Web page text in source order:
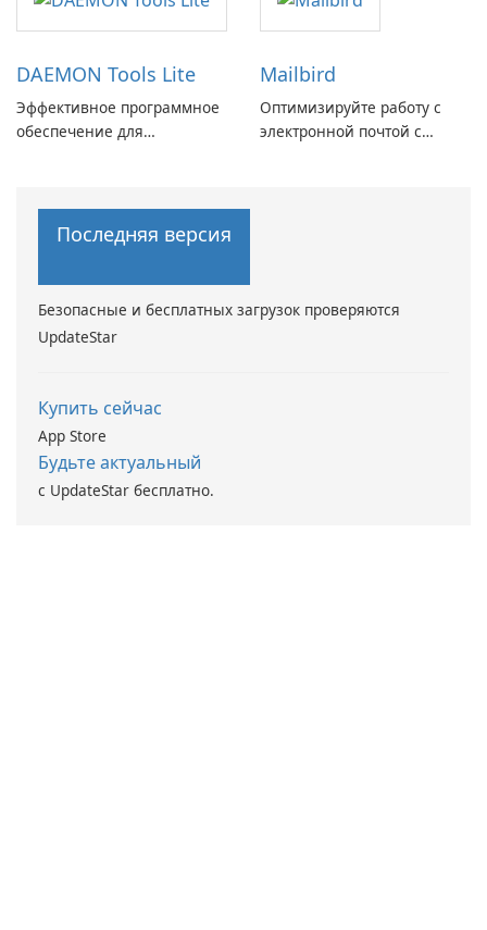
DAEMON Tools Lite
Эффективное программное
обеспечение для
Mailbird
Оптимизируйте работу с
электронной почтой с
Последняя версия
Безопасные и бесплатных загрузок проверяются
UpdateStar
Купить сейчас
App Store
Будьте актуальный
с UpdateStar бесплатно.